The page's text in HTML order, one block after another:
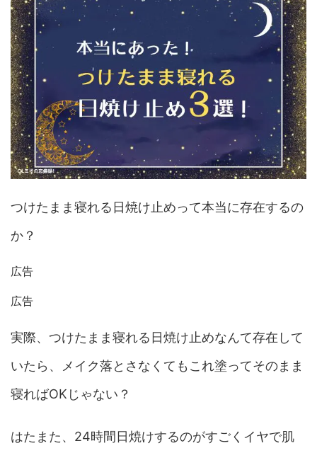
つけたまま寝れる日焼け止めって本当に存在するの
か？
広告
広告
実際、つけたまま寝れる日焼け止めなんて存在して
いたら、メイク落とさなくてもこれ塗ってそのまま
寝ればOKじゃない？
はたまた、24時間日焼けするのがすごくイヤで肌